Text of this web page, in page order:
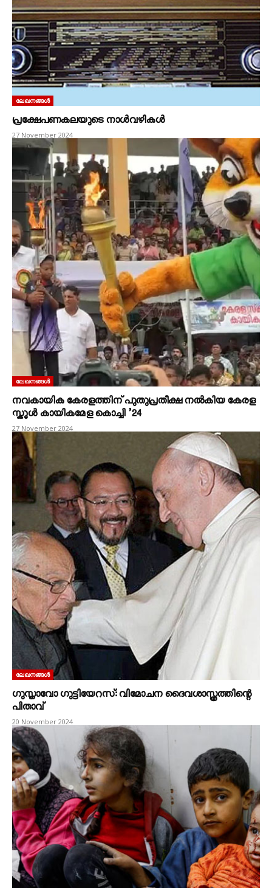
ലേഖനങ്ങൾ
പ്രക്ഷേപണകലയുടെ നാൾവഴികൾ
27 November 2024
ലേഖനങ്ങൾ
നവകായിക കേരളത്തിന് പുതുപ്രതീക്ഷ നൽകിയ കേരള
സ്കൂൾ കായികമേള കൊച്ചി ’24
27 November 2024
ലേഖനങ്ങൾ
ഗുസ്താവോ ഗുട്ടിയേറസ്: വിമോചന ദൈവശാസ്ത്രത്തിന്റെ
പിതാവ്
20 November 2024